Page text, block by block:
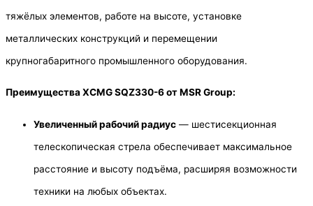
тяжёлых элементов, работе на высоте, установке
металлических конструкций и перемещении
крупногабаритного промышленного оборудования.
Преимущества XCMG SQZ330-6 от MSR Group:
Увеличенный рабочий радиус — шестисекционная
телескопическая стрела обеспечивает максимальное
расстояние и высоту подъёма, расширяя возможности
техники на любых объектах.